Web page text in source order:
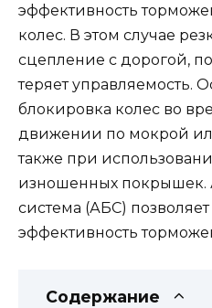
эффективность
колес. В этом случае
сцепление с дорогой,
теряет управляемость.
блокировка колес во
движении по мокрой
также при
изношенных покрышек.
система (АБС) позволяет
эффективность
Содержание